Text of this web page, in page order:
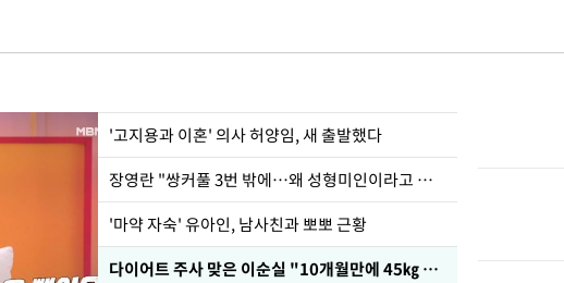
'고지용과 이혼' 의사 허양임, 새 출발했다
장영란 "쌍커풀 3번 밖에…왜 성형미인이라고 하냐"
'마약 자숙' 유아인, 남사친과 뽀뽀 근황
다이어트 주사 맞은 이순실 "10개월만에 45㎏ 감량"